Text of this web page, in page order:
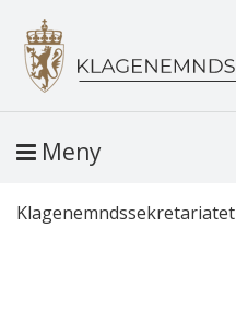
Meny
Klagenemndssekretariatet